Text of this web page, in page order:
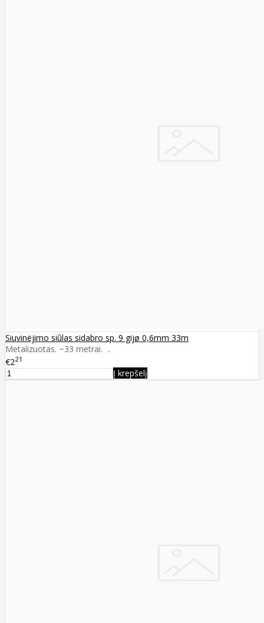
Siuvinëjimo siûlas sidabro sp. 9 gijø 0,6mm 33m
Metalizuotas. ~33 metrai. ..
€221
Į krepšelį